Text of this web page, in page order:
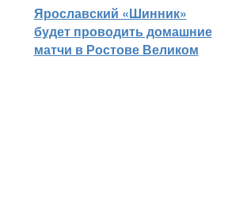
Ярославский «Шинник»
будет проводить домашние
матчи в Ростове Великом